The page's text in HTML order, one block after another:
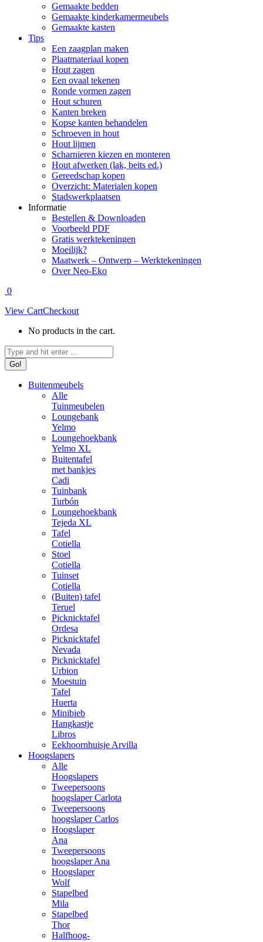
Gemaakte bedden
Gemaakte kinderkamermeubels
Gemaakte kasten
Tips
Een zaagplan maken
Plaatmateriaal kopen
Hout zagen
Een ovaal tekenen
Ronde vormen zagen
Hout schuren
Kanten breken
Kopse kanten behandelen
Schroeven in hout
Hout lijmen
Scharnieren kiezen en monteren
Hout afwerken (lak, beits ed.)
Gereedschap kopen
Overzicht: Materialen kopen
Stadswerkplaatsen
Informatie
Bestellen & Downloaden
Voorbeeld PDF
Gratis werktekeningen
Moeilijk?
Maatwerk – Ontwerp – Werktekeningen
Over Neo-Eko
0
View CartCheckout
No products in the cart.
Search:
Buitenmeubels
Alle
Tuinmeubelen
Loungebank
Yelmo
Loungehoekbank
Yelmo XL
Buitentafel
met bankjes
Cadi
Tuinbank
Turbón
Loungehoekbank
Tejeda XL
Tafel
Cotiella
Stoel
Cotiella
Tuinset
Cotiella
(Buiten) tafel
Teruel
Picknicktafel
Ordesa
Picknicktafel
Nevada
Picknicktafel
Urbion
Moestuin
Tafel
Huerta
Minibieb
Hangkastje
Libros
Eekhoornhuisje Arvilla
Hoogslapers
Alle
Hoogslapers
Tweepersoons
hoogslaper Carlota
Tweepersoons
hoogslaper Carlos
Hoogslaper
Ana
Tweepersoons
hoogslaper Ana
Hoogslaper
Wolf
Stapelbed
Mila
Stapelbed
Thor
Halfhoog-